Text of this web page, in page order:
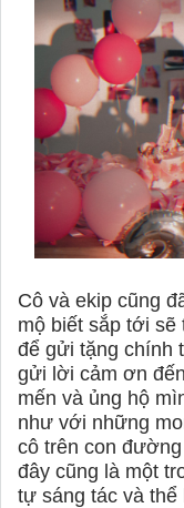
Cô và ekip cũng
mộ biết sắp tới sẽ
để gửi tặng chính
gửi lời cảm ơn
mến và ủng hộ
như với những
cô trên con
đây cũng là một
tự sáng tác và thể